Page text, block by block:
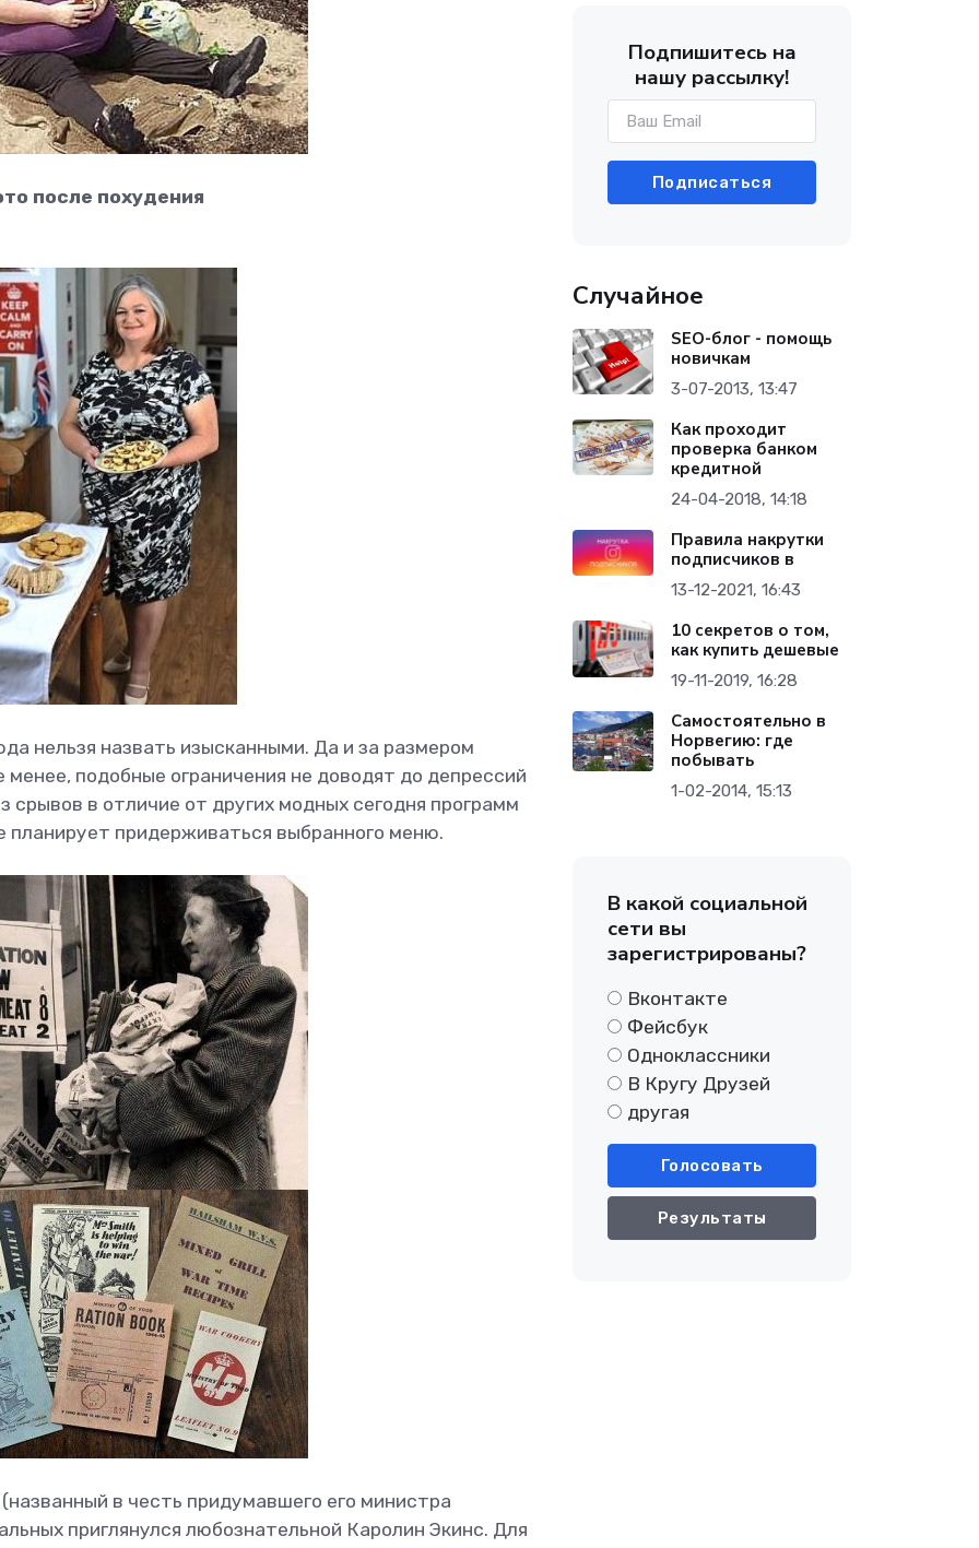
после похудения
нельзя назвать изысканными. Да и за размером
подобные ограничения не доводят до депрессий
в отличие от других модных сегодня программ
придерживаться выбранного меню.
в честь придумавшего его министра
приглянулся любознательной Каролин Экинс. Для
Подпишитесь на
нашу рассылку!
Подписаться
Случайное
SEO-блог - помощь
новичкам
3-07-2013, 13:47
Как проходит
проверка банком
кредитной
24-04-2018, 14:18
Правила накрутки
подписчиков в
13-12-2021, 16:43
10 секретов о том,
как купить дешевые
19-11-2019, 16:28
Самостоятельно в
Норвегию: где
побывать
1-02-2014, 15:13
В какой социальной
сети вы
зарегистрированы?
Вконтакте
Фейсбук
Одноклассники
В Кругу Друзей
другая
Голосовать
Результаты